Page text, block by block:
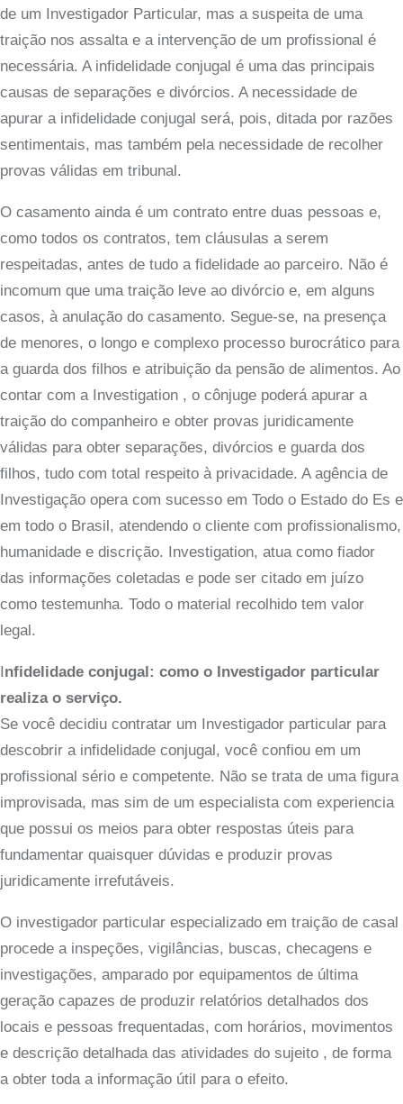
de um Investigador Particular, mas a suspeita de uma
traição nos assalta e a intervenção de um profissional é
necessária. A infidelidade conjugal é uma das principais
causas de separações e divórcios. A necessidade de
apurar a infidelidade conjugal será, pois, ditada por razões
sentimentais, mas também pela necessidade de recolher
provas válidas em tribunal.
O casamento ainda é um contrato entre duas pessoas e,
como todos os contratos, tem cláusulas a serem
respeitadas, antes de tudo a fidelidade ao parceiro. Não é
incomum que uma traição leve ao divórcio e, em alguns
casos, à anulação do casamento. Segue-se, na presença
de menores, o longo e complexo processo burocrático para
a guarda dos filhos e atribuição da pensão de alimentos. Ao
contar com a Investigation , o cônjuge poderá apurar a
traição do companheiro e obter provas juridicamente
válidas para obter separações, divórcios e guarda dos
filhos, tudo com total respeito à privacidade. A agência de
Investigação opera com sucesso em Todo o Estado do Es e
em todo o Brasil, atendendo o cliente com profissionalismo,
humanidade e discrição. Investigation, atua como fiador
das informações coletadas e pode ser citado em juízo
como testemunha. Todo o material recolhido tem valor
legal.
Infidelidade conjugal: como o Investigador particular
realiza o serviço.
Se você decidiu contratar um Investigador particular para
descobrir a infidelidade conjugal, você confiou em um
profissional sério e competente. Não se trata de uma figura
improvisada, mas sim de um especialista com experiencia
que possui os meios para obter respostas úteis para
fundamentar quaisquer dúvidas e produzir provas
juridicamente irrefutáveis.
O investigador particular especializado em traição de casal
procede a inspeções, vigilâncias, buscas, checagens e
investigações, amparado por equipamentos de última
geração capazes de produzir relatórios detalhados dos
locais e pessoas frequentadas, com horários, movimentos
e descrição detalhada das atividades do sujeito , de forma
a obter toda a informação útil para o efeito.